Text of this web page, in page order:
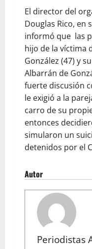
El director del
Douglas Rico, en
informó que las
hijo de la víctima
González (47) y
Albarrán de
fuerte discusión
le exigió a la
carro de su
entonces
simularon un
detenidos por el
Autor
Periodistas